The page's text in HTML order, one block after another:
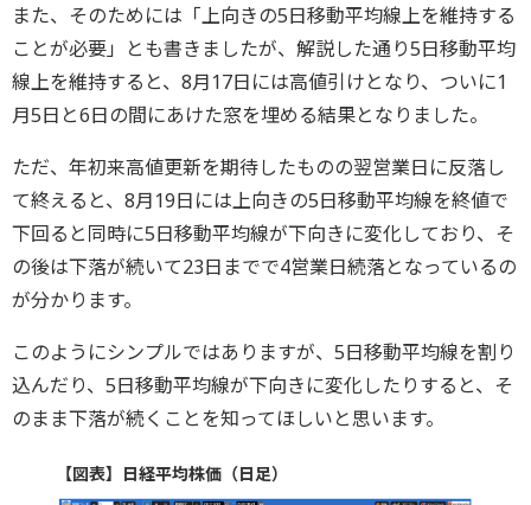
また、そのためには「上向きの5日移動平均線上を維持する
ことが必要」とも書きましたが、解説した通り5日移動平均
線上を維持すると、8月17日には高値引けとなり、ついに1
月5日と6日の間にあけた窓を埋める結果となりました。
ただ、年初来高値更新を期待したものの翌営業日に反落し
て終えると、8月19日には上向きの5日移動平均線を終値で
下回ると同時に5日移動平均線が下向きに変化しており、そ
の後は下落が続いて23日までで4営業日続落となっているの
が分かります。
このようにシンプルではありますが、5日移動平均線を割り
込んだり、5日移動平均線が下向きに変化したりすると、そ
のまま下落が続くことを知ってほしいと思います。
【図表】日経平均株価（日足）